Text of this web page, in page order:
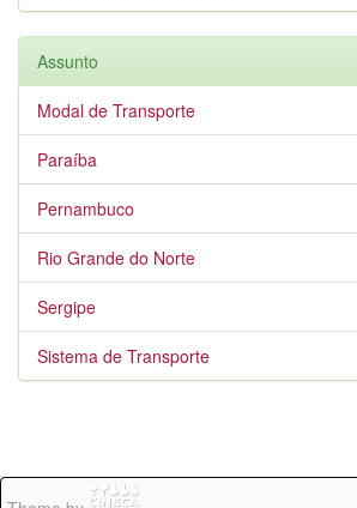
Assunto
Modal de Transporte
Paraíba
Pernambuco
Rio Grande do Norte
Sergipe
Sistema de Transporte